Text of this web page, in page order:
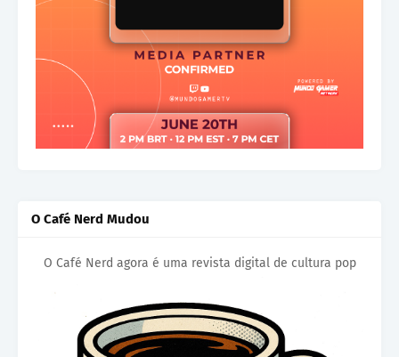
O Café Nerd Mudou
O Café Nerd agora é uma revista digital de cultura pop